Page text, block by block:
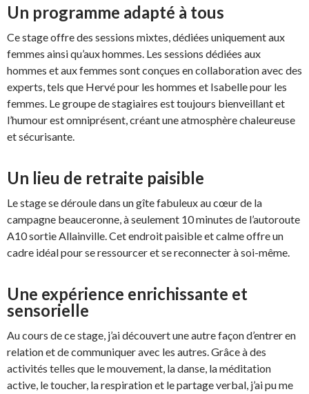
Un programme adapté à tous
Ce stage offre des sessions mixtes, dédiées uniquement aux
femmes ainsi qu’aux hommes. Les sessions dédiées aux
hommes et aux femmes sont conçues en collaboration avec des
experts, tels que Hervé pour les hommes et Isabelle pour les
femmes. Le groupe de stagiaires est toujours bienveillant et
l’humour est omniprésent, créant une atmosphère chaleureuse
et sécurisante.
Un lieu de retraite paisible
Le stage se déroule dans un gîte fabuleux au cœur de la
campagne beauceronne, à seulement 10 minutes de l’autoroute
A10 sortie Allainville. Cet endroit paisible et calme offre un
cadre idéal pour se ressourcer et se reconnecter à soi-même.
Une expérience enrichissante et
sensorielle
Au cours de ce stage, j’ai découvert une autre façon d’entrer en
relation et de communiquer avec les autres. Grâce à des
activités telles que le mouvement, la danse, la méditation
active, le toucher, la respiration et le partage verbal, j’ai pu me